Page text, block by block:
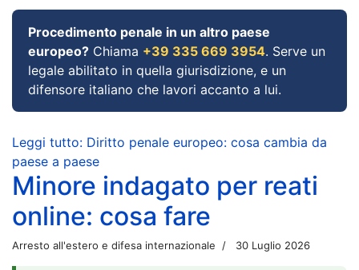
Procedimento penale in un altro paese
europeo? Chiama +39 335 669 3954. Serve un
legale abilitato in quella giurisdizione, e un
difensore italiano che lavori accanto a lui.
Leggi tutto: Diritto penale europeo: cosa cambia da
paese a paese
Minore indagato per reati
online: cosa fare
Arresto all'estero e difesa internazionale 30 Luglio 2026